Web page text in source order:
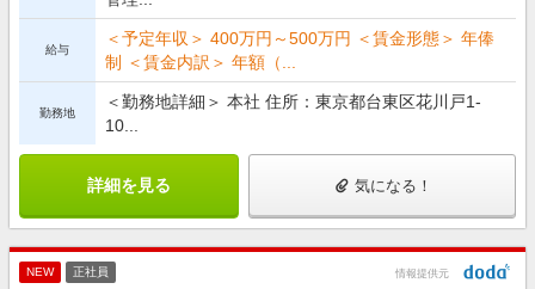
給与
＜予定年収＞ 400万円～500万円 ＜賃金形態＞ 年俸
制 ＜賃金内訳＞ 年額（...
勤務地
＜勤務地詳細＞ 本社 住所：東京都台東区花川戸1-
10...
詳細を見る 気になる！
NEW 正社員 情報提供元